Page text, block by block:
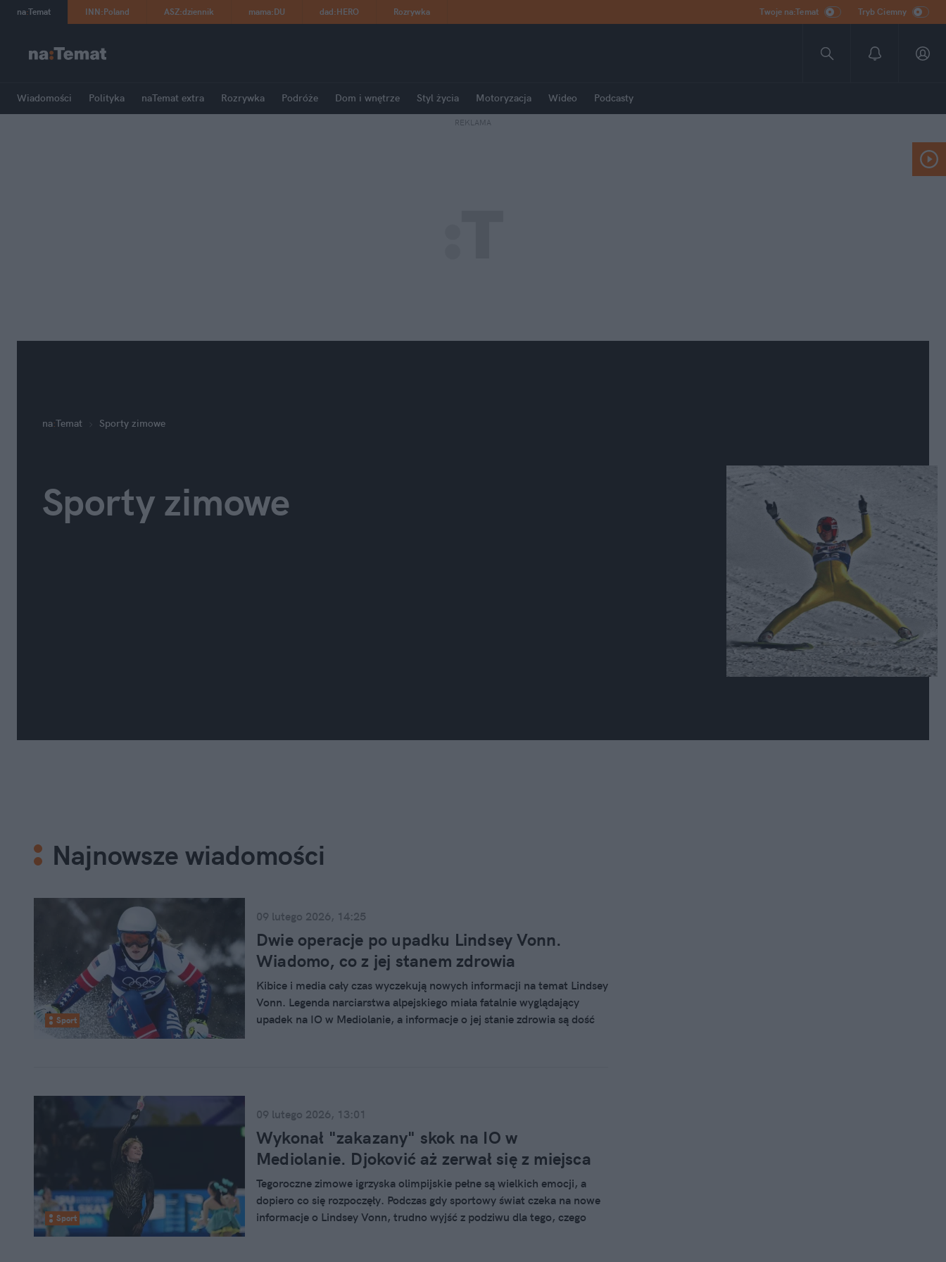
na:Temat INN:Poland ASZ:dziennik mama:DU dad:HERO Rozrywka Twoje na:Temat Tryb Ciemny
Wiadomości Polityka naTemat extra Rozrywka Podróże Dom i wnętrze Styl życia Motoryzacja Wideo Podcasty
REKLAMA
na:Temat Sporty zimowe
Sporty zimowe
Najnowsze wiadomości
Sport
09 lutego 2026, 14:25
Dwie operacje po upadku Lindsey Vonn.
Wiadomo, co z jej stanem zdrowia
Kibice i media cały czas wyczekują nowych informacji na temat Lindsey
Vonn. Legenda narciarstwa alpejskiego miała fatalnie wyglądający
upadek na IO w Mediolanie, a informacje o jej stanie zdrowia są dość
Sport
09 lutego 2026, 13:01
Wykonał "zakazany" skok na IO w
Mediolanie. Djoković aż zerwał się z miejsca
Tegoroczne zimowe igrzyska olimpijskie pełne są wielkich emocji, a
dopiero co się rozpoczęły. Podczas gdy sportowy świat czeka na nowe
informacje o Lindsey Vonn, trudno wyjść z podziwu dla tego, czego